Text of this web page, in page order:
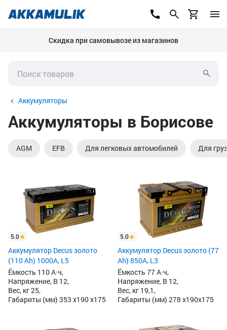
Скидка при самовывозе из магазинов
Аккумуляторы
Аккумуляторы в Борисове
AGM EFB Для легковых автомобилей Для
5.0
Аккумулятор Decus золото
(110 Ah) 1000A, L5
Ёмкость 110 А·ч,
Напряжение, В 12,
Вес, кг 25,
Габариты (мм) 353 x190 x175
5.0
Аккумулятор Decus золото (77
Ah) 850А, L3
Ёмкость 77 А·ч,
Напряжение, В 12,
Вес, кг 19,1,
Габариты (мм) 278 x190x175